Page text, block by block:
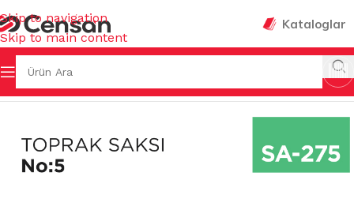
Skip to navigation
Skip to main content
Kataloglar
Ana Sayfa